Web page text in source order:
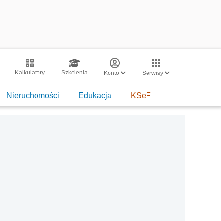
Kalkulatory Szkolenia Konto Serwisy
Nieruchomości Edukacja KSeF